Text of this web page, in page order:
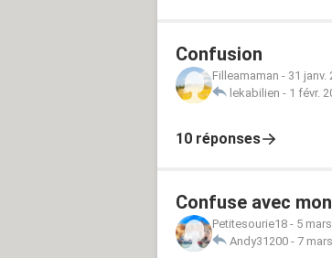
Confusion
Filleamaman - 31 janv.
lekabilien - 1 févr.
10 réponses
Confuse avec
Petitesourie18 - 5
Andy31200 - 7